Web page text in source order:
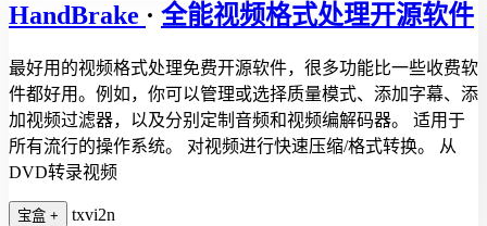
HandBrake · 全能视频格式处理开源软件
最好用的视频格式处理免费开源软件，很多功能比一些收费软
件都好用。例如，你可以管理或选择质量模式、添加字幕、添
加视频过滤器，以及分别定制音频和视频编解码器。 适用于
所有流行的操作系统。 对视频进行快速压缩/格式转换。 从
DVD转录视频
宝盒 +
txvi2n